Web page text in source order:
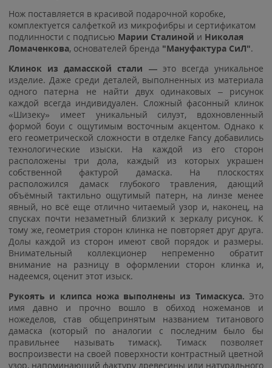
Нож поставляется в красивой подарочной коробке,
комплектуется салфеткой из микрофибры и сертификатом
подлинности с подписью Марии Сталиной и Николая
Ломаченкова, основателей бренда "Мануфактура СиЛ".
Клинок из дамасской стали —это всегда уникальное
изделие. Даже среди деталей, выполненных из материала
одного патерна не найти двух одинаковых – рисунок
каждой всегда индивидуален. Сложный фасонный клинок
«Шизеку» имеет уникальный силуэт, вдохновленный
формой боуи с ощутимым восточным акцентом. Однако к
его геометрической сложности в отделке Fancy добавились
технологические изыски. На каждой из его сторон
расположены три дола, каждый из которых украшен
собственной фактурой дамаска. На плоскостях
расположился дамаск глубокого травления, дающий
объёмный тактильно ощутимый патерн, на линзе менее
явный, но всё еще отлично читаемый узор и, наконец, на
спусках почти незаметный близкий к зеркалу рисунок. К
тому же, геометрия сторон клинка не повторяет друг друга.
Долы каждой из сторон имеют свой порядок и размеры.
Внимательный коллекционер непременно обратит
внимание на разницу в оформлении сторон клинка и,
надеемся, оценит этот изыск.
Рукоять и клипса ножа выполнены из Тимаскуса. Это
имя давно и прочно вошло в обиход ножеманов и
ножеделов, став общепринятым названием титанового
дамаска (который по аналогии с последним было бы
правильнее называть тимаск). Тимаск позволяет
воспроизвести на своей поверхности контрастный цветной
узор, напоминающий фактуру древесины или натурального